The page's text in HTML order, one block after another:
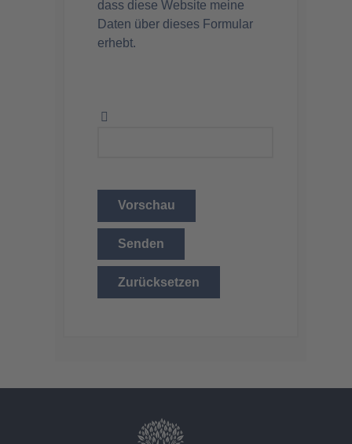
dass diese Website meine
Daten über dieses Formular
erhebt.
Vorschau
Senden
Zurücksetzen